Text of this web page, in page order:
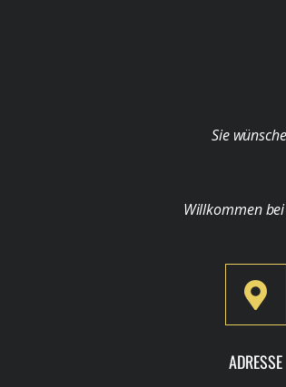
Sie
Willkommen
ADRESSE